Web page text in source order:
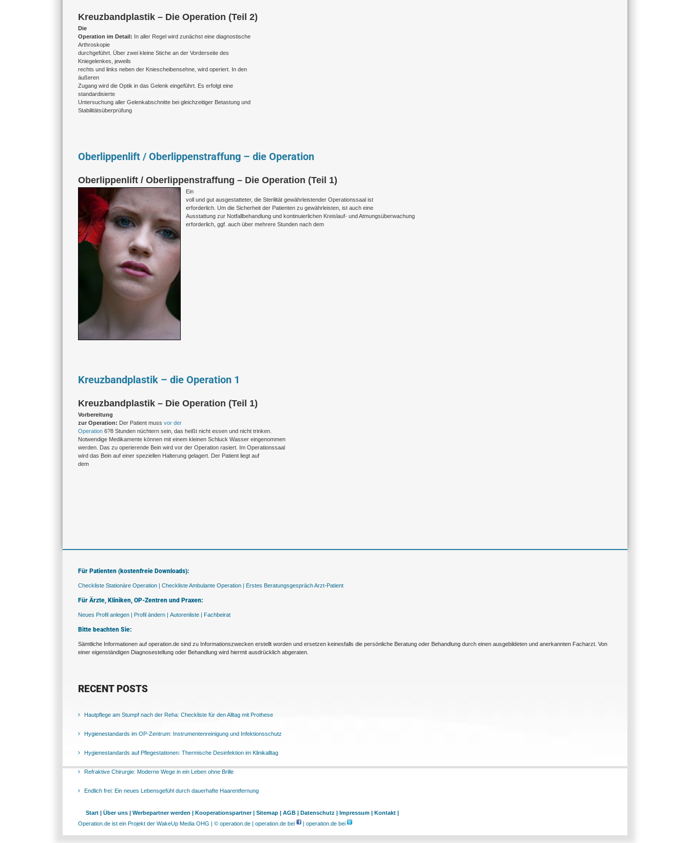
Kreuzbandplastik – Die Operation (Teil 2)
Die
Operation im Detail: In aller Regel wird zunächst eine diagnostische
Arthroskopie
durchgeführt. Über zwei kleine Stiche an der Vorderseite des
Kniegelenkes, jeweils
rechts und links neben der Kniescheibensehne, wird operiert. In den
äußeren
Zugang wird die Optik in das Gelenk eingeführt. Es erfolgt eine
standardisierte
Untersuchung aller Gelenkabschnitte bei gleichzeitiger Betastung und
Stabilitätsüberprüfung
Oberlippenlift / Oberlippenstraffung – die Operation
Oberlippenlift / Oberlippenstraffung – Die Operation (Teil 1)
Ein
voll und gut ausgestatteter, die Sterilität gewährleistender Operationssaal ist
erforderlich. Um die Sicherheit der Patienten zu gewährleisten, ist auch eine
Ausstattung zur Notfallbehandlung und kontinuierlichen Kreislauf- und Atmungsüberwachung
erforderlich, ggf. auch über mehrere Stunden nach dem
Kreuzbandplastik – die Operation 1
Kreuzbandplastik – Die Operation (Teil 1)
Vorbereitung
zur Operation: Der Patient muss vor der
Operation 6?8 Stunden nüchtern sein, das heißt nicht essen und nicht trinken.
Notwendige Medikamente können mit einem kleinen Schluck Wasser eingenommen
werden. Das zu operierende Bein wird vor der Operation rasiert. Im Operationssaal
wird das Bein auf einer speziellen Halterung gelagert. Der Patient liegt auf
dem
Für Patienten (kostenfreie Downloads):
Checkliste Stationäre Operation | Checkliste Ambulante Operation | Erstes Beratungsgespräch Arzt-Patient
Für Ärzte, Kliniken, OP-Zentren und Praxen:
Neues Profil anlegen | Profil ändern | Autorenliste | Fachbeirat
Bitte beachten Sie:
Sämtliche Informationen auf operation.de sind zu Informationszwecken erstellt worden und ersetzen keinesfalls die persönliche Beratung oder Behandlung durch einen ausgebildeten und anerkannten Facharzt. Von
einer eigenständigen Diagnosestellung oder Behandlung wird hiermit ausdrücklich abgeraten.
RECENT POSTS
Hautpflege am Stumpf nach der Reha: Checkliste für den Alltag mit Prothese
Hygienestandards im OP-Zentrum: Instrumentenreinigung und Infektionsschutz
Hygienestandards auf Pflegestationen: Thermische Desinfektion im Klinikalltag
Refraktive Chirurgie: Moderne Wege in ein Leben ohne Brille
Endlich frei: Ein neues Lebensgefühl durch dauerhafte Haarentfernung
Start | Über uns | Werbepartner werden | Kooperationspartner | Sitemap | AGB | Datenschutz | Impressum | Kontakt |
Operation.de ist ein Projekt der WakeUp Media OHG | © operation.de | operation.de bei
| operation.de bei